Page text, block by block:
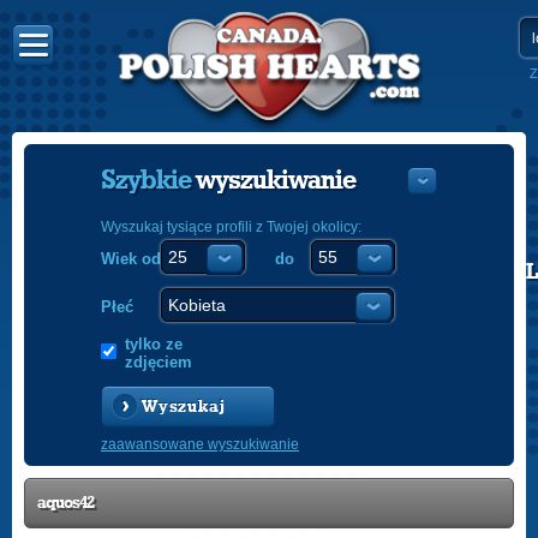
POLISH
Szybkiewyszukiwanie
Wyszukaj tysiące profili z Twojej okolicy:
Wiek od do
Płeć
tylko ze
zdjęciem
Wyszukaj
zaawansowane wyszukiwanie
aquos42